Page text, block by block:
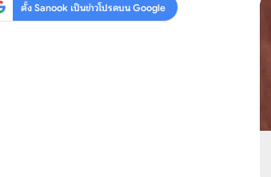
ตั้ง Sanook เป็นข่าวโปรดบน Google